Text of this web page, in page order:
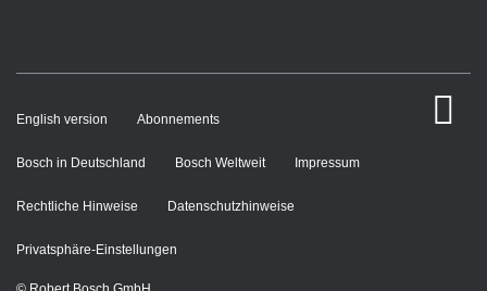
English version Abonnements
Bosch in Deutschland Bosch Weltweit Impressum
Rechtliche Hinweise Datenschutzhinweise
Privatsphäre-Einstellungen